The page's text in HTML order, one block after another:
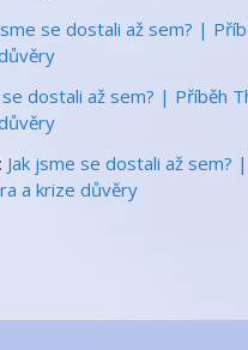
se dostali až sem? |
se dostali až sem? | Příběh
: Jak jsme se dostali až sem?
a krize důvěry